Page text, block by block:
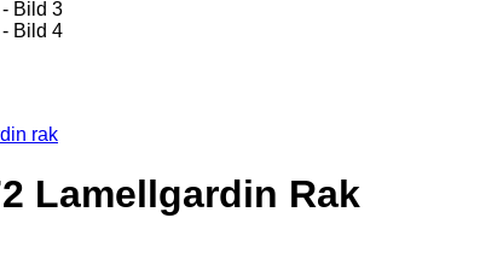
rak
Lamellgardin Rak